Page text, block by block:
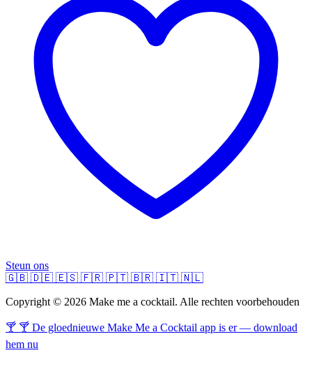
Steun ons
🇬🇧 🇩🇪 🇪🇸 🇫🇷 🇵🇹 🇧🇷 🇮🇹 🇳🇱
Copyright © 2026 Make me a cocktail. Alle rechten voorbehouden
🍸 🍸 De gloednieuwe Make Me a Cocktail app is er — download
hem nu